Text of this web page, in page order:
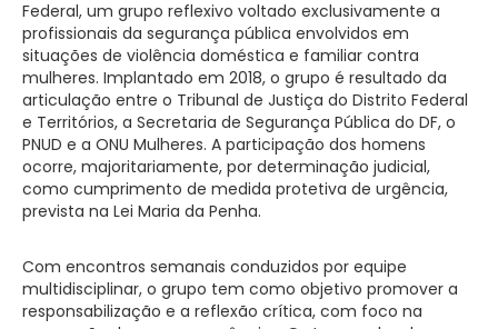
Federal, um grupo reflexivo voltado exclusivamente a
profissionais da segurança pública envolvidos em
situações de violência doméstica e familiar contra
mulheres. Implantado em 2018, o grupo é resultado da
articulação entre o Tribunal de Justiça do Distrito Federal
e Territórios, a Secretaria de Segurança Pública do DF, o
PNUD e a ONU Mulheres. A participação dos homens
ocorre, majoritariamente, por determinação judicial,
como cumprimento de medida protetiva de urgência,
prevista na Lei Maria da Penha.
Com encontros semanais conduzidos por equipe
multidisciplinar, o grupo tem como objetivo promover a
responsabilização e a reflexão crítica, com foco na